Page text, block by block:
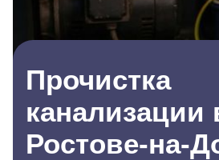
Прочистка
канализации
Ростове-на-